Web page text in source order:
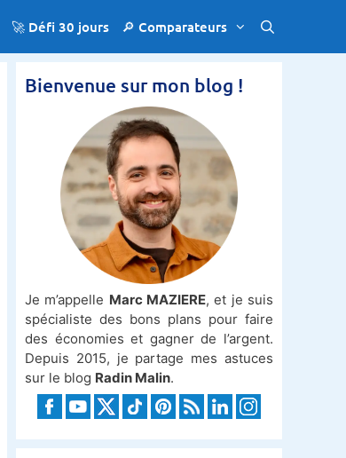
🚀 Défi 30 jours 🔎 Comparateurs
Bienvenue sur mon blog !
Je m’appelle Marc MAZIERE, et je suis
spécialiste des bons plans pour faire
des économies et gagner de l’argent.
Depuis 2015, je partage mes astuces
sur le blog Radin Malin.